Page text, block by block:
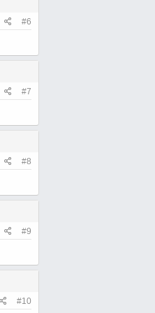
#6
#7
#8
#9
#10